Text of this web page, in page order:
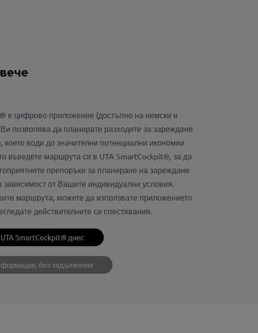
е цифрово приложение (достъпно на немски и
Ви позволява да планирате разходите за зареждане
което води до значителни потенциални икономии
въведете маршрута си в UTA SmartCockpit®, за да
препоръки за планиране на зареждане
от Вашите индивидуални условия.
маршрута, можете да използвате приложението
действителните си спестявания.
SmartCockpit® днес
без задължения